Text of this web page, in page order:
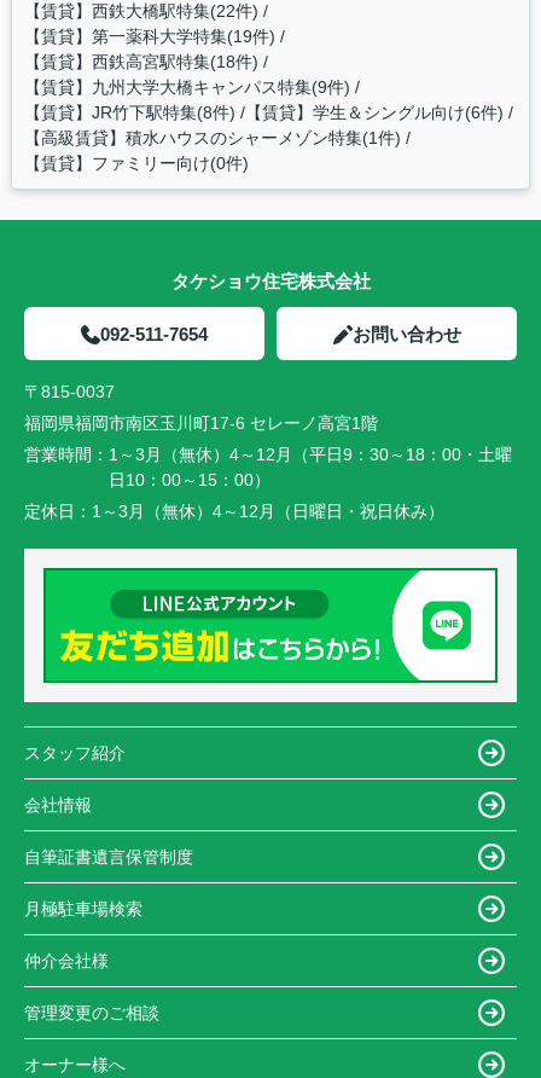
【賃貸】西鉄大橋駅特集(22件)
【賃貸】第一薬科大学特集(19件)
【賃貸】西鉄高宮駅特集(18件)
【賃貸】九州大学大橋キャンパス特集(9件)
【賃貸】JR竹下駅特集(8件) 【賃貸】学生＆シングル向け(6件)
【高級賃貸】積水ハウスのシャーメゾン特集(1件)
【賃貸】ファミリー向け(0件)
タケショウ住宅株式会社
092-511-7654 お問い合わせ
〒815-0037
福岡県福岡市南区玉川町17-6 セレーノ高宮1階
営業時間： 1～3月（無休）4～12月（平日9：30～18：00・土曜
日10：00～15：00）
定休日： 1～3月（無休）4～12月（日曜日・祝日休み）
スタッフ紹介
会社情報
自筆証書遺言保管制度
月極駐車場検索
仲介会社様
管理変更のご相談
オーナー様へ